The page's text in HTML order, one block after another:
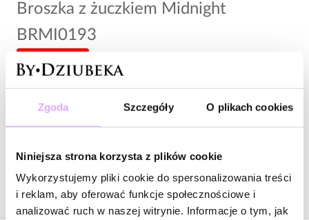
Zgoda Szczegóły O plikach cookies
Niniejsza strona korzysta z plików cookie
Wykorzystujemy pliki cookie do spersonalizowania treści
i reklam, aby oferować funkcje społecznościowe i
analizować ruch w naszej witrynie. Informacje o tym, jak
Broszka z żuczkiem Midnight
BRMI0193
98,00 zł
Wysyłka do 3 dni roboczych
Opis produktu